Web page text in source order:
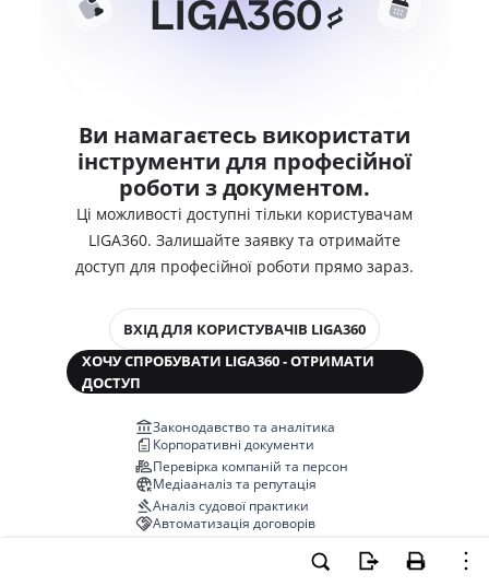
Ви намагаєтесь використати
інструменти для професійної
роботи з документом.
Ці можливості доступні тільки користувачам
LIGA360. Залишайте заявку та отримайте
доступ для професійної роботи прямо зараз.
ВХІД ДЛЯ КОРИСТУВАЧІВ LIGA360
ХОЧУ СПРОБУВАТИ LIGA360 - ОТРИМАТИ
ДОСТУП
Законодавство та аналітика
Корпоративні документи
Перевірка компаній та персон
Медіааналіз та репутація
Аналіз судової практики
Автоматизація договорів
НОВА LIGA360 ЗМІНЮЄ ВСЕ!